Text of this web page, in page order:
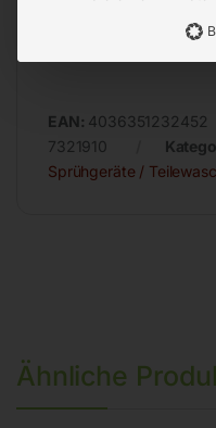
EAN: 4036351232452
7321910
Sprühgeräte /
Ähnliche